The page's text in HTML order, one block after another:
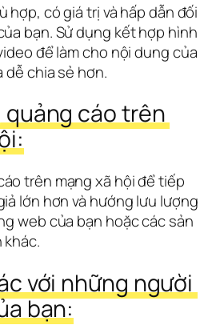
hợp, có giá trị và hấp dẫn đối
bạn. Sử dụng kết hợp hình
để làm cho nội dung của
dễ chia sẻ hơn.
quảng cáo trên
trên mạng xã hội để tiếp
lớn hơn và hướng lưu lượng
web của bạn hoặc các sản
với những người
bạn: